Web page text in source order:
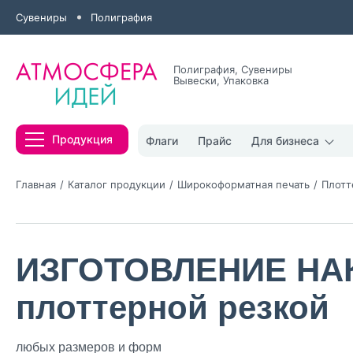
Сувениры Полиграфия
Полиграфия, Сувениры
Вывески, Упаковка
Продукция Флаги Прайс Для бизнеса
Главная Каталог продукции Широкоформатная печать
ИЗГОТОВЛЕНИЕ
плоттерной резкой
любых размеров и форм
Нажимая
политикой
Нажимая на